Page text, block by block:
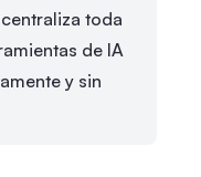
toda
de IA
y sin